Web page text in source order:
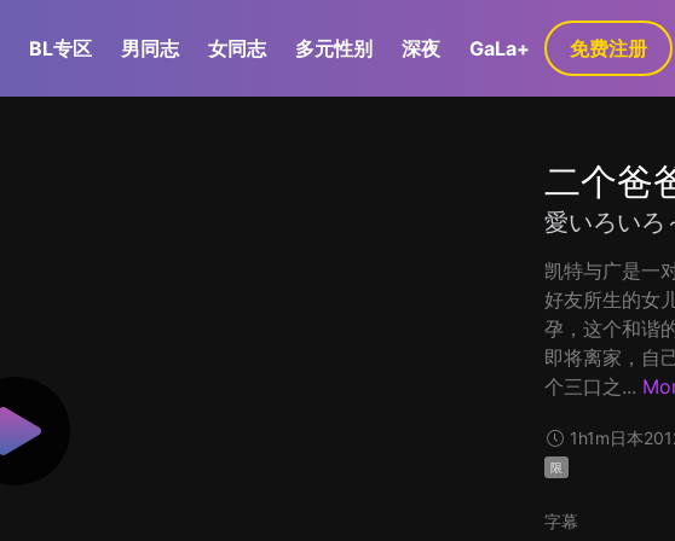
BL专区 男同志 女同志 多元性别 深夜 GaLa+ 免费注册
二个爸
愛いろい
凯特与广是一
好友所生的女
孕，这个和谐
即将离家，自
个三口之...
1h1m日本
限
字幕